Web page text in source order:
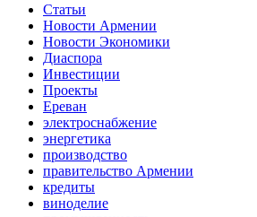
Статьи
Новости Армении
Новости Экономики
Диаспора
Инвестиции
Проекты
Ереван
электроснабжение
энергетика
производство
правительство Армении
кредиты
виноделие